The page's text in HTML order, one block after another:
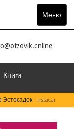
Меню
Toggle
Книги
- instacar